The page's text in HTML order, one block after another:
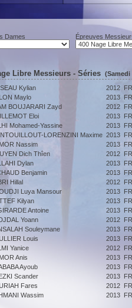
Dames Épreuves
Libre Messieurs - Séries (Samedi
Kylian 2012
Maylo 2013
BOUJARARI Zayd 2012
Eloi 2013
Mohamed-Yassine 2013
LORENZINI Maxime 2013
Nassim 2013
Dich Thîen 2012
Dylan 2013
Benjamin 2013
Hillal 2012
Luya Mansour 2013
Kilyan 2013
Antoine 2013
Yoann 2012
Souleymane 2013
Louis 2013
Yanice 2012
Anis 2013
Ayoub 2013
Scander 2013
Fares 2012
Wassim 2013